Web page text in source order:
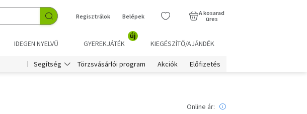
Regisztrálok Belépek
A kosarad
üres
IDEGEN NYELVŰ GYEREKJÁTÉK
új
KIEGÉSZÍTŐ/AJÁNDÉK
Segítség Törzsvásárlói program Akciók Előfizetés
Online ár: